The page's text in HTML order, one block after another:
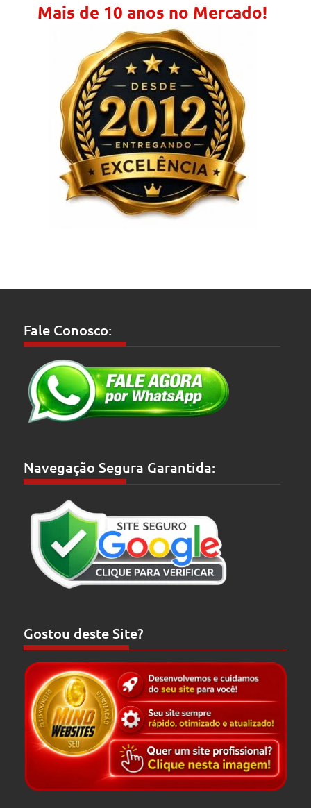
Mais de 10 anos no Mercado!
Fale Conosco:
Navegação Segura Garantida:
Gostou deste Site?